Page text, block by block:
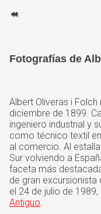
Fotografías de
Albert Oliveras i
diciembre de 1899.
ingeniero industrial y
como técnico textil
al comercio. Al
Sur volviendo a
faceta más
de gran
el 24 de julio de
Antiguo